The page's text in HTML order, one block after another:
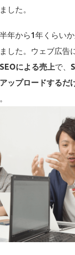
した。
年から1年くらい
した。ウェブ広告
による売上で、
ップロードするだ